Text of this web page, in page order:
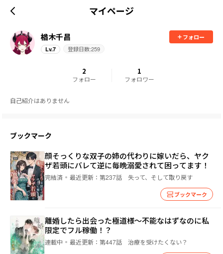
マイページ
楢木千昌
フォロー
Lv.7 登録日数:259
2
フォロー
1
フォロワー
自己紹介はありません
ブックマーク
顔そっくりな双子の姉の代わりに嫁いだら、ヤク
ザ若頭にバレて逆に毎晩溺愛されて困ってます！
完結済 最近更新： 第237話 失って、そして取り戻す
ブックマーク
離婚したら出会った極道様～不能なはずなのに私
限定でフル稼働！？
連載中 最近更新： 第447話 治療を受けたくない？